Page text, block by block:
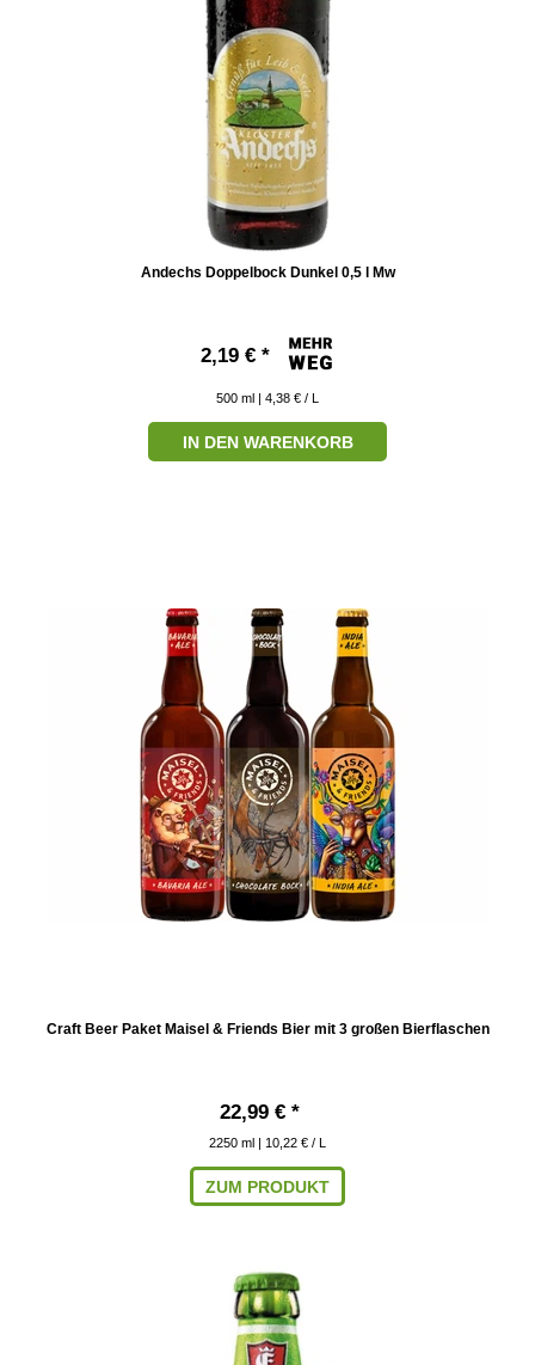
Andechs Doppelbock Dunkel 0,5 l Mw
2,19 € *
500 ml | 4,38 € / L
IN DEN WARENKORB
Craft Beer Paket Maisel & Friends Bier mit 3 großen Bierflaschen
22,99 € *
2250 ml | 10,22 € / L
ZUM PRODUKT